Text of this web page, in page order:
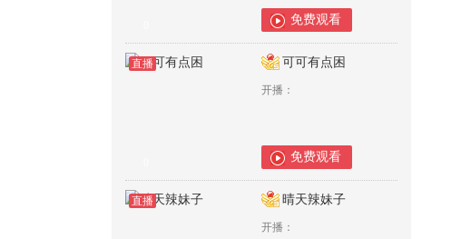
免费观看
直播 可可有点困
开播：
免费观看
直播 晴天辣妹子
开播：